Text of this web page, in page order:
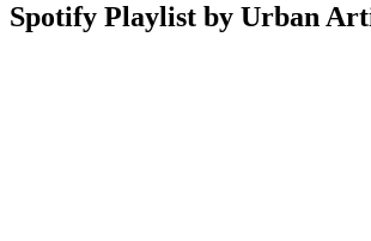
Spotify Playlist by Urban